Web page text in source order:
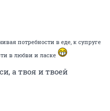
потребности в еде, к супруге
в любви и ласке
а твоя и твоей